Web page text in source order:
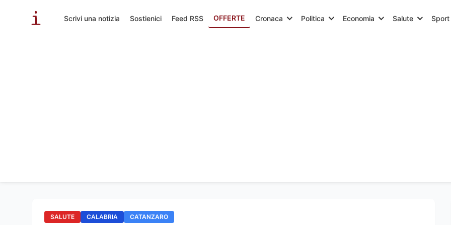
Scrivi una notizia Sostienici Feed RSS OFFERTE Cronaca Politica Economia Salute Sport
SALUTE CALABRIA CATANZARO